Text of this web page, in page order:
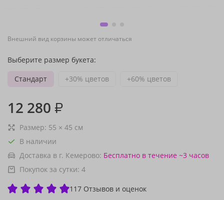
Внешний вид корзины может отличаться
Выберите размер букета:
Стандарт
+30% цветов +60% цветов
12 280 ₽
Размер: 55 × 45 см
В наличии
Доставка в г. Кемерово: Бесплатно в течение ~3 часов
Покупок за сутки: 4
117 Отзывов и оценок